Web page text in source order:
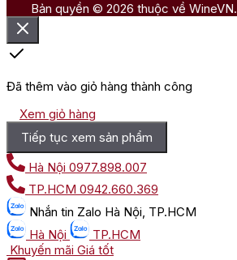
Bản quyền © 2026 thuộc về WineVN.
Đã thêm vào giỏ hàng thành công
Xem giỏ hàng
Tiếp tục xem sản phẩm
Hà Nội 0977.898.007
TP.HCM 0942.660.369
Nhắn tin Zalo Hà Nội, TP.HCM
Hà Nội
TP.HCM
Khuyến mãi Giá tốt